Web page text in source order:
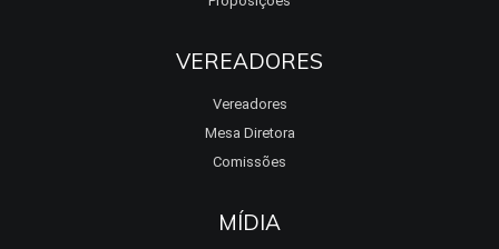
VEREADORES
Vereadores
Mesa Diretora
Comissões
MÍDIA